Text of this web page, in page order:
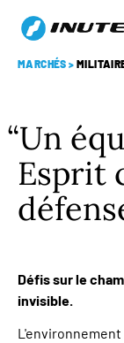
MARCHÉS >
Un
Esprit
Défis sur le
invisible.